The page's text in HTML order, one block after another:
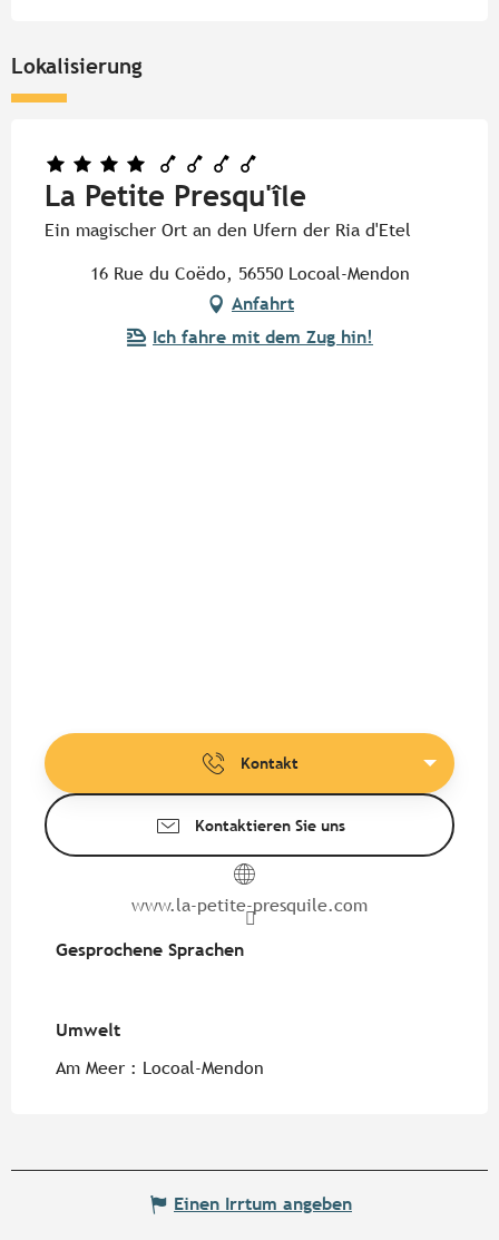
Lokalisierung
La Petite Presqu'île
Ein magischer Ort an den Ufern der Ria d'Etel
16 Rue du Coëdo, 56550 Locoal-Mendon
Anfahrt
Ich fahre mit dem Zug hin!
Kontakt
Kontaktieren Sie uns
www.la-petite-presquile.com
Gesprochene Sprachen
Gesprochene Sprachen
Umwelt
Umwelt
Am Meer : Locoal-Mendon
Einen Irrtum angeben